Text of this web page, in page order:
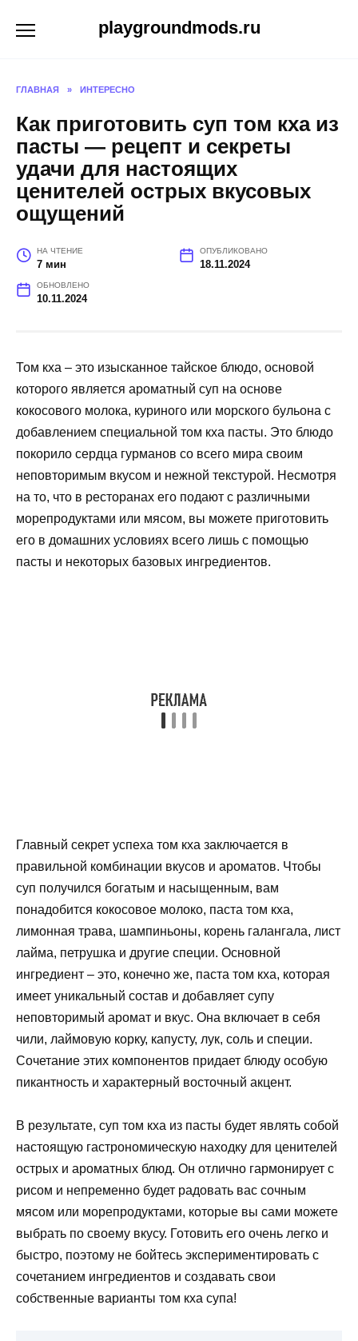
playgroundmods.ru
ГЛАВНАЯ » ИНТЕРЕСНО
Как приготовить суп том кха из
пасты — рецепт и секреты
удачи для настоящих
ценителей острых вкусовых
ощущений
НА ЧТЕНИЕ
7 мин
ОПУБЛИКОВАНО
18.11.2024
ОБНОВЛЕНО
10.11.2024
Том кха – это изысканное тайское блюдо, основой
которого является ароматный суп на основе
кокосового молока, куриного или морского бульона с
добавлением специальной том кха пасты. Это блюдо
покорило сердца гурманов со всего мира своим
неповторимым вкусом и нежной текстурой. Несмотря
на то, что в ресторанах его подают с различными
морепродуктами или мясом, вы можете приготовить
его в домашних условиях всего лишь с помощью
пасты и некоторых базовых ингредиентов.
Главный секрет успеха том кха заключается в
правильной комбинации вкусов и ароматов. Чтобы
суп получился богатым и насыщенным, вам
понадобится кокосовое молоко, паста том кха,
лимонная трава, шампиньоны, корень галангала, лист
лайма, петрушка и другие специи. Основной
ингредиент – это, конечно же, паста том кха, которая
имеет уникальный состав и добавляет супу
неповторимый аромат и вкус. Она включает в себя
чили, лаймовую корку, капусту, лук, соль и специи.
Сочетание этих компонентов придает блюду особую
пикантность и характерный восточный акцент.
В результате, суп том кха из пасты будет являть собой
настоящую гастрономическую находку для ценителей
острых и ароматных блюд. Он отлично гармонирует с
рисом и непременно будет радовать вас сочным
мясом или морепродуктами, которые вы сами можете
выбрать по своему вкусу. Готовить его очень легко и
быстро, поэтому не бойтесь экспериментировать с
сочетанием ингредиентов и создавать свои
собственные варианты том кха супа!